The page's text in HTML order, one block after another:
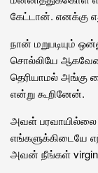
கேட்டான். எனக்கு
நான் மறுபடியும்
சொல்லியே
தெரியாமல் அங்கு
என்று கூறினேன்.
அவள் பரவாயில்லை
எங்களுக்கிடையே
அவன் நீங்கள் virgin